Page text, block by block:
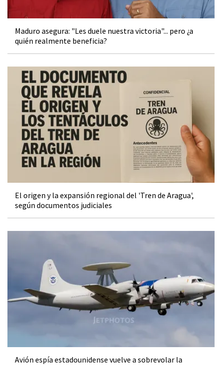
Maduro asegura: "Les duele nuestra victoria"... pero ¿a
quién realmente beneficia?
El origen y la expansión regional del 'Tren de Aragua',
según documentos judiciales
Avión espía estadounidense vuelve a sobrevolar la